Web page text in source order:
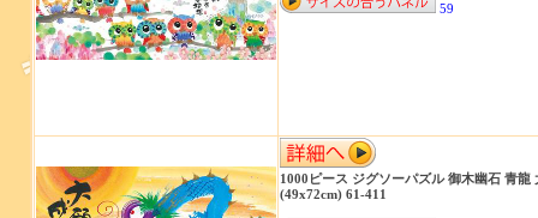
59
1000ピース ジグソーパズル 御木幽石 青龍
(49x72cm) 61-411